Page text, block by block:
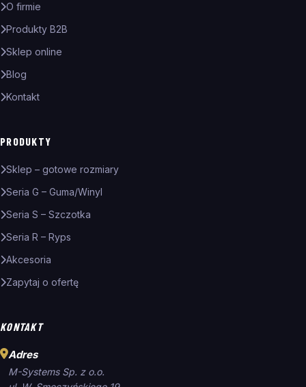
O firmie
Produkty B2B
Sklep online
Blog
Kontakt
PRODUKTY
Sklep – gotowe rozmiary
Seria G – Guma/Winyl
Seria S – Szczotka
Seria R – Ryps
Akcesoria
Zapytaj o ofertę
KONTAKT
Adres
M-Systems Sp. z o.o.